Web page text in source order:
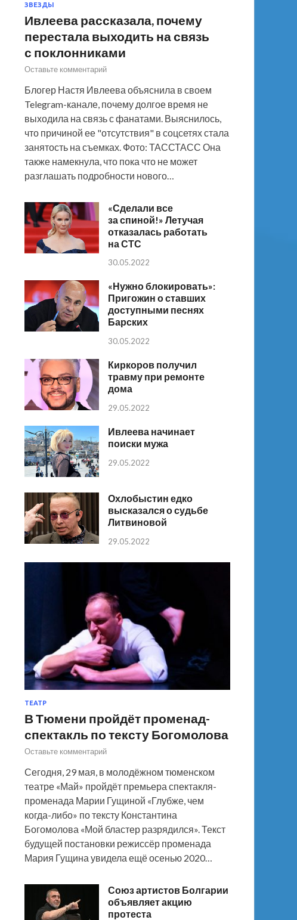
ЗВЕЗДЫ
Ивлеева рассказала, почему
перестала выходить на связь
с поклонниками
Оставьте комментарий
Блогер Настя Ивлеева объяснила в своем
Telegram-канале, почему долгое время не
выходила на связь с фанатами. Выяснилось,
что причиной ее "отсутствия" в соцсетях стала
занятость на съемках. Фото: ТАССТАСС Она
также намекнула, что пока что не может
разглашать подробности нового…
«Сделали все
за спиной!» Летучая
отказалась работать
на СТС
30.05.2022
«Нужно блокировать»:
Пригожин о ставших
доступными песнях
Барских
30.05.2022
Киркоров получил
травму при ремонте
дома
29.05.2022
Ивлеева начинает
поиски мужа
29.05.2022
Охлобыстин едко
высказался о судьбе
Литвиновой
29.05.2022
ТЕАТР
В Тюмени пройдёт променад-
спектакль по тексту Богомолова
Оставьте комментарий
Сегодня, 29 мая, в молодёжном тюменском
театре «Май» пройдёт премьера спектакля-
променада Марии Гущиной «Глубже, чем
когда-либо» по тексту Константина
Богомолова «Мой бластер разрядился». Текст
будущей постановки режиссёр променада
Мария Гущина увидела ещё осенью 2020…
Союз артистов Болгарии
объявляет акцию
протеста